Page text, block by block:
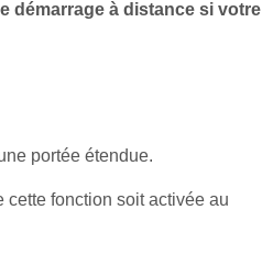
démarrage à distance si votre
portée étendue.
fonction soit activée au